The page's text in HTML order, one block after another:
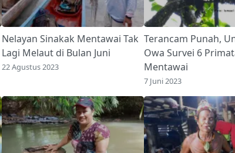
Nelayan Sinakak Mentawai Tak
Lagi Melaut di Bulan Juni
22 Agustus 2023
Terancam Punah,
Owa Survei 6
Mentawai
7 Juni 2023